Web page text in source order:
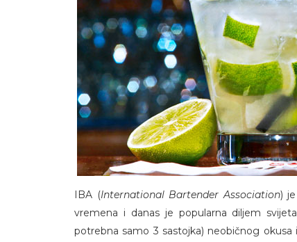
IBA (International Bartender Association)
vremena i danas je popularna diljem
potrebna samo 3 sastojka) neobičnog